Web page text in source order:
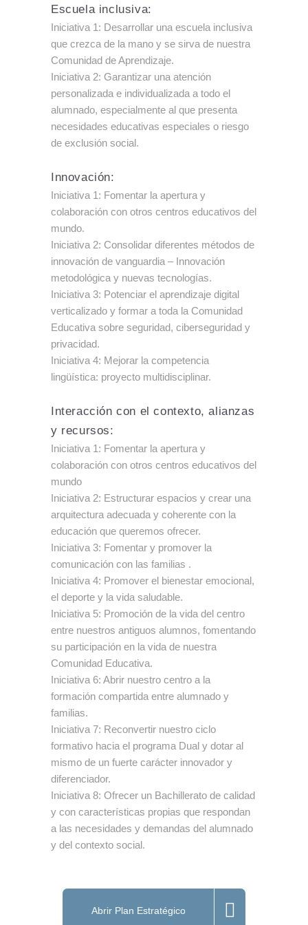
Escuela inclusiva:
Iniciativa 1: Desarrollar una escuela inclusiva
que crezca de la mano y se sirva de nuestra
Comunidad de Aprendizaje.
Iniciativa 2: Garantizar una atención
personalizada e individualizada a todo el
alumnado, especialmente al que presenta
necesidades educativas especiales o riesgo
de exclusión social.
Innovación:
Iniciativa 1: Fomentar la apertura y
colaboración con otros centros educativos del
mundo.
Iniciativa 2: Consolidar diferentes métodos de
innovación de vanguardia – Innovación
metodológica y nuevas tecnologías.
Iniciativa 3: Potenciar el aprendizaje digital
verticalizado y formar a toda la Comunidad
Educativa sobre seguridad, ciberseguridad y
privacidad.
Iniciativa 4: Mejorar la competencia
lingüística: proyecto multidisciplinar.
Interacción con el contexto, alianzas
y recursos:
Iniciativa 1: Fomentar la apertura y
colaboración con otros centros educativos del
mundo
Iniciativa 2: Estructurar espacios y crear una
arquitectura adecuada y coherente con la
educación que queremos ofrecer.
Iniciativa 3: Fomentar y promover la
comunicación con las familias .
Iniciativa 4: Promover el bienestar emocional,
el deporte y la vida saludable.
Iniciativa 5: Promoción de la vida del centro
entre nuestros antiguos alumnos, fomentando
su participación en la vida de nuestra
Comunidad Educativa.
Iniciativa 6: Abrir nuestro centro a la
formación compartida entre alumnado y
familias.
Iniciativa 7: Reconvertir nuestro ciclo
formativo hacia el programa Dual y dotar al
mismo de un fuerte carácter innovador y
diferenciador.
Iniciativa 8: Ofrecer un Bachillerato de calidad
y con características propias que respondan
a las necesidades y demandas del alumnado
y del contexto social.
Abrir Plan Estratégico